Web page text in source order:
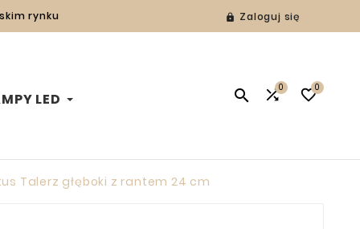
rynku  Zaloguj się
LED  0 0
Talerz głęboki z rantem 24 cm